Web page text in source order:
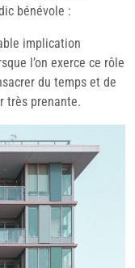
bénévole :
implication
l’on exerce ce rôle
du temps et de
très prenante.